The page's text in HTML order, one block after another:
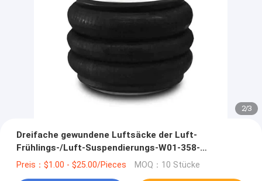
2/3
Dreifache gewundene Luftsäcke der Luft-
Frühlings-/Luft-Suspendierungs-W01-358-
8016/FT330-29 433
Preis：$1.00 - $25.00/Pieces MOQ：10 Stücke